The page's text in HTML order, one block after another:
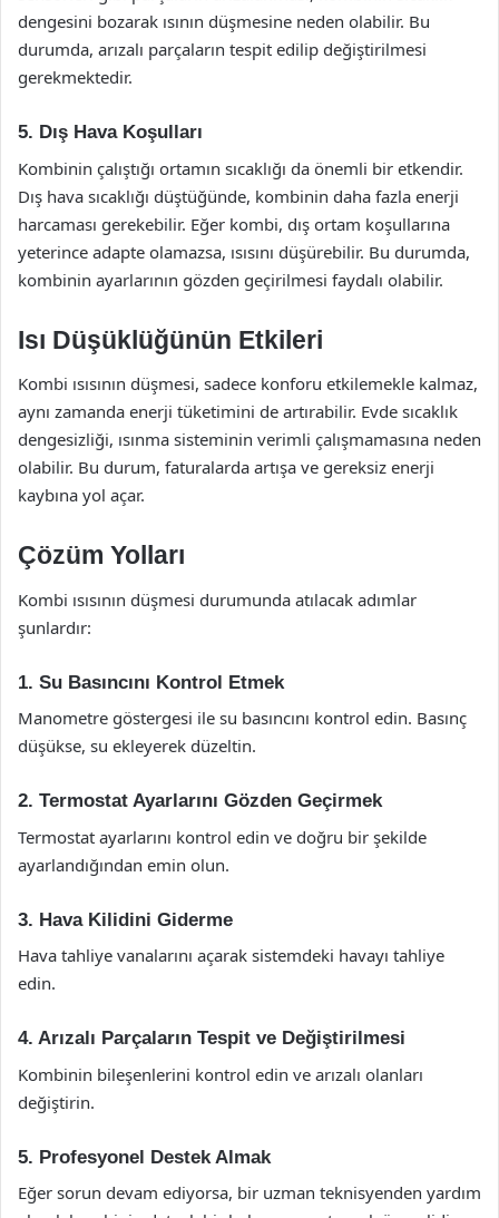
dengesini bozarak ısının düşmesine neden olabilir. Bu
durumda, arızalı parçaların tespit edilip değiştirilmesi
gerekmektedir.
5. Dış Hava Koşulları
Kombinin çalıştığı ortamın sıcaklığı da önemli bir etkendir.
Dış hava sıcaklığı düştüğünde, kombinin daha fazla enerji
harcaması gerekebilir. Eğer kombi, dış ortam koşullarına
yeterince adapte olamazsa, ısısını düşürebilir. Bu durumda,
kombinin ayarlarının gözden geçirilmesi faydalı olabilir.
Isı Düşüklüğünün Etkileri
Kombi ısısının düşmesi, sadece konforu etkilemekle kalmaz,
aynı zamanda enerji tüketimini de artırabilir. Evde sıcaklık
dengesizliği, ısınma sisteminin verimli çalışmamasına neden
olabilir. Bu durum, faturalarda artışa ve gereksiz enerji
kaybına yol açar.
Çözüm Yolları
Kombi ısısının düşmesi durumunda atılacak adımlar
şunlardır:
1. Su Basıncını Kontrol Etmek
Manometre göstergesi ile su basıncını kontrol edin. Basınç
düşükse, su ekleyerek düzeltin.
2. Termostat Ayarlarını Gözden Geçirmek
Termostat ayarlarını kontrol edin ve doğru bir şekilde
ayarlandığından emin olun.
3. Hava Kilidini Giderme
Hava tahliye vanalarını açarak sistemdeki havayı tahliye
edin.
4. Arızalı Parçaların Tespit ve Değiştirilmesi
Kombinin bileşenlerini kontrol edin ve arızalı olanları
değiştirin.
5. Profesyonel Destek Almak
Eğer sorun devam ediyorsa, bir uzman teknisyenden yardım